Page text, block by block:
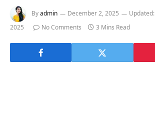
Byadmin December 2, 2025 Updated:
2025
No Comments 3 Mins Read